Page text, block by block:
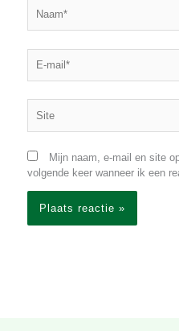
mail*
Mijn naam, e-mail en site
volgende keer wanneer ik een